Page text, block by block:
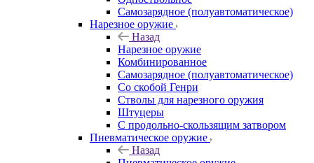
Самозарядное (полуавтоматическое)
Нарезное оружие
Назад
Нарезное оружие
Комбинированное
Самозарядное (полуавтоматическое)
Со скобой Генри
Стволы для нарезного оружия
Штуцеры
С продольно-скользящим затвором
Пневматическое оружие
Назад